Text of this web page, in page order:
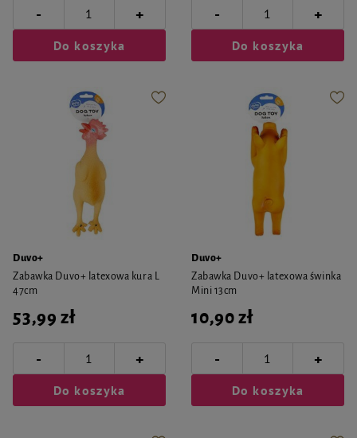
- +
Do koszyka
- +
Do koszyka
Duvo+
Zabawka Duvo+ latexowa kura L
47cm
53,99 zł
- +
Do koszyka
Duvo+
Zabawka Duvo+ latexowa świnka
Mini 13cm
10,90 zł
- +
Do koszyka